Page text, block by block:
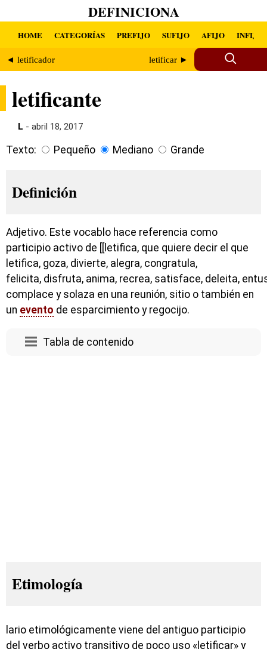
DEFINICIONA
HOME CATEGORÍAS PREFIJO SUFIJO AFIJO INFIJO
◄ letificador letificar ►
letificante
L - abril 18, 2017
Texto: Pequeño Mediano Grande
Definición
Adjetivo. Este vocablo hace referencia como
participio activo de [[letifica, que quiere decir el que
letifica, goza, divierte, alegra, congratula,
felicita, disfruta, anima, recrea, satisface, deleita,
complace y solaza en una reunión, sitio o también en
un evento de esparcimiento y regocijo.
Tabla de contenido
Etimología
lario etimológicamente viene del antiguo participio
del verbo activo transitivo de poco uso «letificar» y